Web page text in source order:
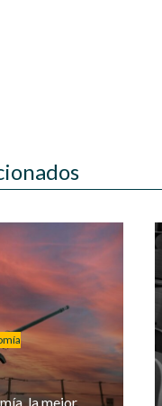
la mejor